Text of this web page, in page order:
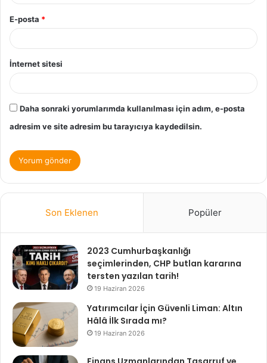
E-posta *
İnternet sitesi
Daha sonraki yorumlarımda kullanılması için adım, e-posta
adresim ve site adresim bu tarayıcıya kaydedilsin.
Son Eklenen Popüler
2023 Cumhurbaşkanlığı
seçimlerinden, CHP butlan kararına
tersten yazılan tarih!
19 Haziran 2026
Yatırımcılar İçin Güvenli Liman: Altın
Hâlâ İlk Sırada mı?
19 Haziran 2026